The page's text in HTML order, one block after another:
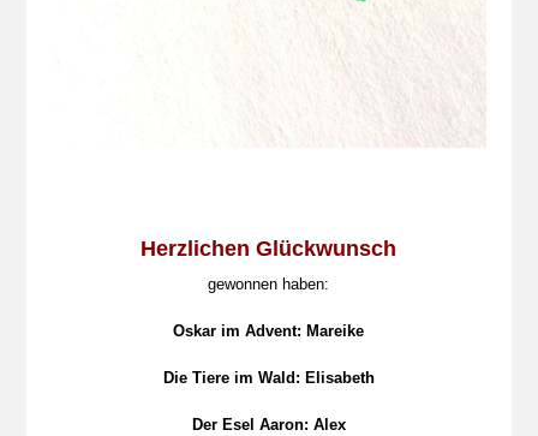
Herzlichen Glückwunsch
gewonnen haben:
Oskar im Advent: Mareike
Die Tiere im Wald: Elisabeth
Der Esel Aaron: Alex